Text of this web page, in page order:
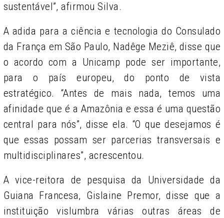
sustentável”, afirmou Silva.
A adida para a ciência e tecnologia do Consulado
da França em São Paulo, Nadêge Meziê, disse que
o acordo com a Unicamp pode ser importante,
para o país europeu, do ponto de vista
estratégico. “Antes de mais nada, temos uma
afinidade que é a Amazônia e essa é uma questão
central para nós”, disse ela. “O que desejamos é
que essas possam ser parcerias transversais e
multidisciplinares”, acrescentou.
A vice-reitora de pesquisa da Universidade da
Guiana Francesa, Gislaine Premor, disse que a
instituição vislumbra várias outras áreas de